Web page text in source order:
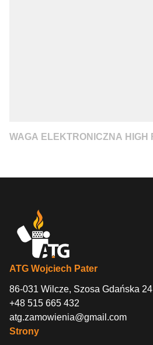
WAGA ELEKTRONICZNA HIGH
ATG Wojciech Pater
86-031 Wilcze, Szosa Gdańska 24
+48 515 665 432
atg.zamowienia@gmail.com
Strony